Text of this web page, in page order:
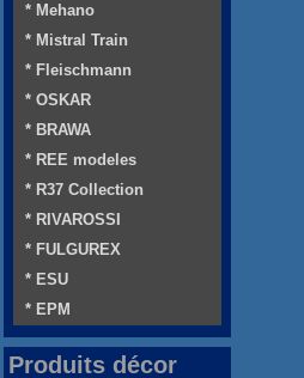
* Mehano
* Mistral Train
* Fleischmann
* OSKAR
* BRAWA
* REE modeles
* R37 Collection
* RIVAROSSI
* FULGUREX
* ESU
* EPM
Produits décor